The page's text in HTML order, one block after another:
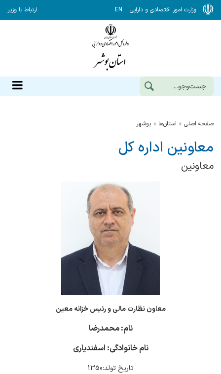
وزارت امور اقتصادی و دارایی EN ارتباط با وزیر
صفحه اصلی استان‌ها بوشهر
معاونین اداره کل
معاونین
معاون نظارت مالی و رئیس خزانه معین
نام: محمدرضا
نام خانوادگی: اسفندیاری
تاریخ تولد:1350